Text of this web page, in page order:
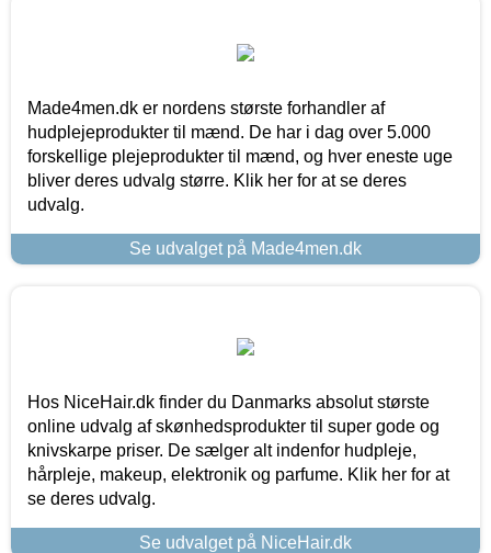
Made4men.dk er nordens største forhandler af
hudplejeprodukter til mænd. De har i dag over 5.000
forskellige plejeprodukter til mænd, og hver eneste uge
bliver deres udvalg større. Klik her for at se deres
udvalg.
Se udvalget på Made4men.dk
Hos NiceHair.dk finder du Danmarks absolut største
online udvalg af skønhedsprodukter til super gode og
knivskarpe priser. De sælger alt indenfor hudpleje,
hårpleje, makeup, elektronik og parfume. Klik her for at
se deres udvalg.
Se udvalget på NiceHair.dk